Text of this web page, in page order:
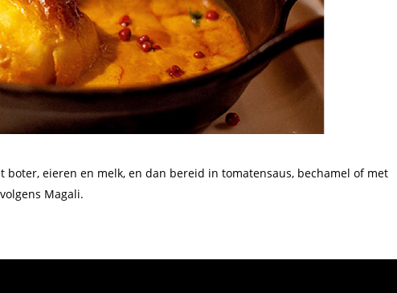
eieren en melk, en dan bereid in tomatensaus, bechamel of met
Magali.